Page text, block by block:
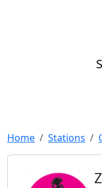
Home Stations